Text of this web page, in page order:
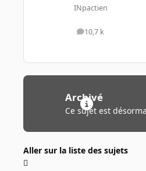
INpactien
10,7 k
messages
Archivé
Ce sujet est
Aller sur la liste des sujets